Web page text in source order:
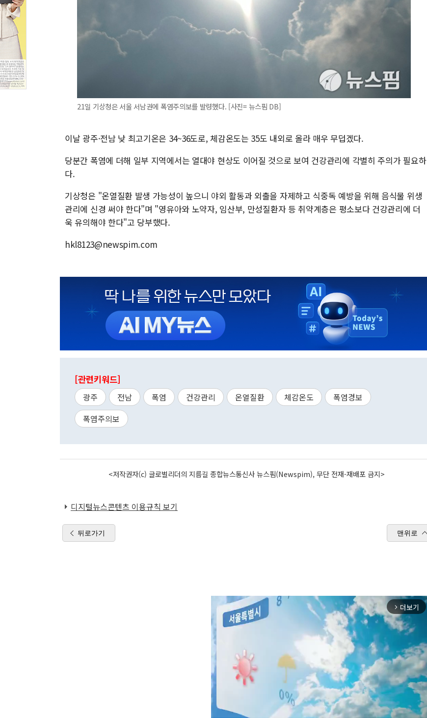
21일 기상청은 서울 서남권에 폭염주의보를 발령했다. [사진= 뉴스핌 DB]
이날 광주·전남 낮 최고기온은 34~36도로, 체감온도는 35도 내외로 올라 매우 무덥겠다.
당분간 폭염에 더해 일부 지역에서는 열대야 현상도 이어질 것으로 보여 건강관리에 각별히 주의가 필요하
다.
기상청은 "온열질환 발생 가능성이 높으니 야외 활동과 외출을 자제하고 식중독 예방을 위해 음식물 위생
관리에 신경 써야 한다"며 "영유아와 노약자, 임산부, 만성질환자 등 취약계층은 평소보다 건강관리에 더
욱 유의해야 한다"고 당부했다.
hkl8123@newspim.com
[관련키워드]
광주 전남 폭염 건강관리 온열질환 체감온도
폭염경보
폭염주의보
<저작권자(c) 글로벌리더의 지름길 종합뉴스통신사 뉴스핌(Newspim), 무단 전재-재배포 금지>
디지털뉴스콘텐츠 이용규칙 보기
뒤로가기 맨위로
arrow_forward_ios 더보기